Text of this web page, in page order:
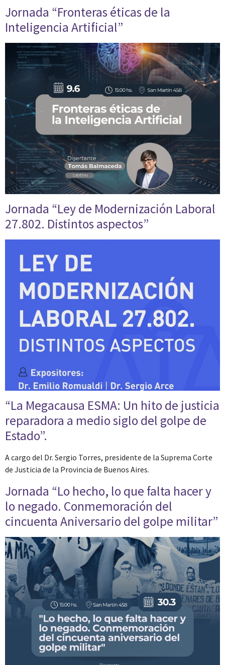
Jornada “Fronteras éticas de la
Inteligencia Artificial”
Jornada “Ley de Modernización Laboral
27.802. Distintos aspectos”
“La Megacausa ESMA: Un hito de justicia
reparadora a medio siglo del golpe de
Estado”.
A cargo del Dr. Sergio Torres, presidente de la Suprema Corte
de Justicia de la Provincia de Buenos Aires.
Jornada “Lo hecho, lo que falta hacer y
lo negado. Conmemoración del
cincuenta Aniversario del golpe militar”